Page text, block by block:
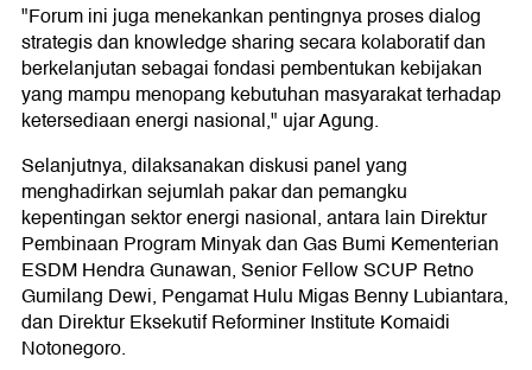
"Forum ini juga menekankan pentingnya proses dialog
strategis dan knowledge sharing secara kolaboratif dan
berkelanjutan sebagai fondasi pembentukan kebijakan
yang mampu menopang kebutuhan masyarakat terhadap
ketersediaan energi nasional," ujar Agung.
Selanjutnya, dilaksanakan diskusi panel yang
menghadirkan sejumlah pakar dan pemangku
kepentingan sektor energi nasional, antara lain Direktur
Pembinaan Program Minyak dan Gas Bumi Kementerian
ESDM Hendra Gunawan, Senior Fellow SCUP Retno
Gumilang Dewi, Pengamat Hulu Migas Benny Lubiantara,
dan Direktur Eksekutif Reforminer Institute Komaidi
Notonegoro.